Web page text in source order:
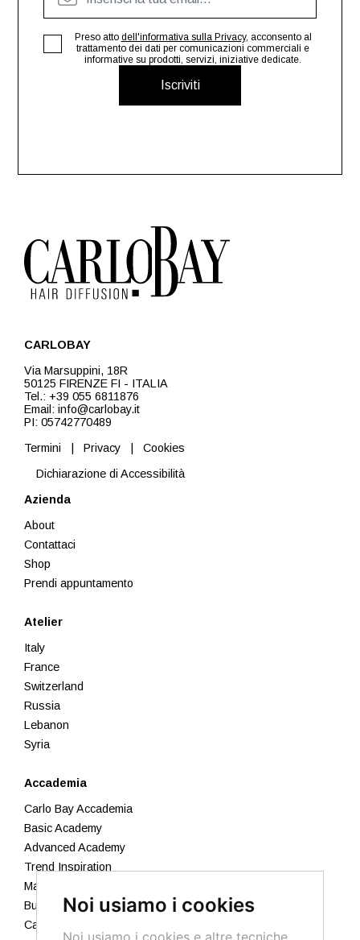
Noi usiamo i cookies
Noi usiamo i cookies e altre tecniche
Iscriviti
Preso atto dell'informativa sulla Privacy, acconsento al
trattamento dei dati per comunicazioni commerciali e
informative su prodotti, servizi, iniziative dedicate.
CARLOBAY
Via Marsuppini, 18R
50125 FIRENZE FI - ITALIA
Tel.: +39 055 6811876
Email: info@carlobay.it
PI: 05742770489
Termini
Privacy
Cookies
Dichiarazione di Accessibilità
Azienda
About
Contattaci
Shop
Prendi appuntamento
Atelier
Italy
France
Switzerland
Russia
Lebanon
Syria
Accademia
Carlo Bay Accademia
Basic Academy
Advanced Academy
Trend Inspiration
Makeup
Business Academy
Calendario 2026